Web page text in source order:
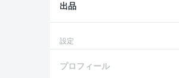
出品
設定
プロフィール